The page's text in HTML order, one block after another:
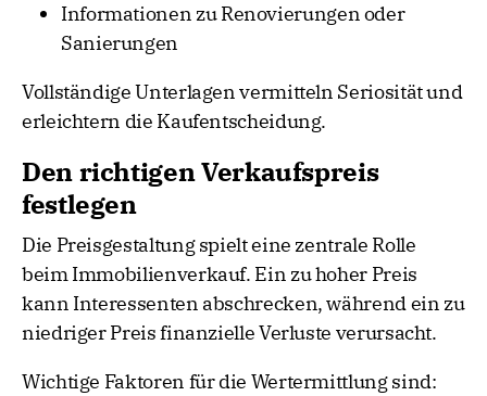
Informationen zu Renovierungen oder
Sanierungen
Vollständige Unterlagen vermitteln Seriosität und
erleichtern die Kaufentscheidung.
Den richtigen Verkaufspreis
festlegen
Die Preisgestaltung spielt eine zentrale Rolle
beim Immobilienverkauf. Ein zu hoher Preis
kann Interessenten abschrecken, während ein zu
niedriger Preis finanzielle Verluste verursacht.
Wichtige Faktoren für die Wertermittlung sind: